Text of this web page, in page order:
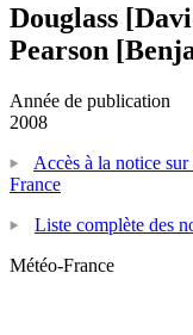
Douglass
Pearson
Année de publication
2008
Accès à la notice
France
Liste complète des
Météo-France